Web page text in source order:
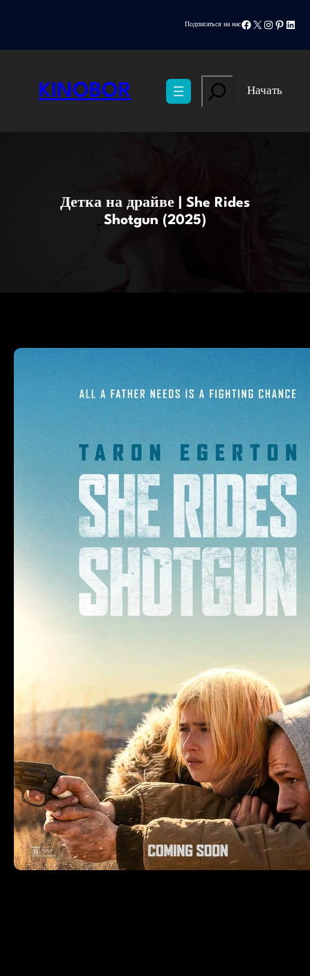
Подписаться на насFacebook
X Instagram
KINOBOR Search
Начать
Детка на драйве | She Rides
Shotgun (2025)